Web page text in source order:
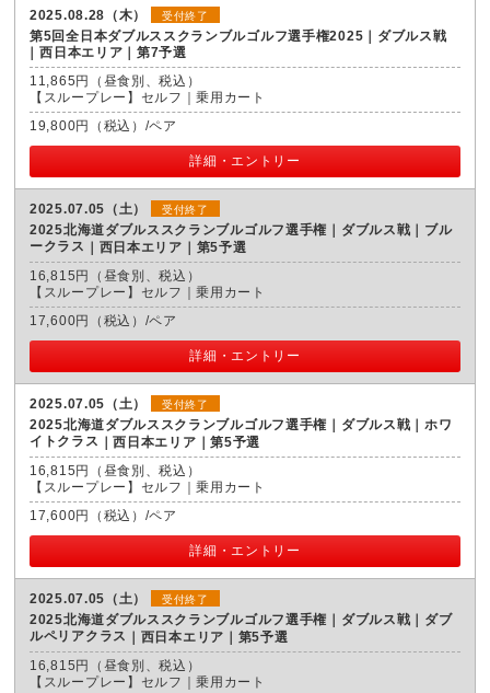
2025.08.28（木） 受付終了
第5回全日本ダブルススクランブルゴルフ選手権2025｜ダブルス戦
西日本エリア｜第7予選
11,865円（昼食別、税込）
【スループレー】セルフ｜乗用カート
19,800円（税込）/ペア
詳細・エントリー
2025.07.05（土） 受付終了
2025北海道ダブルススクランブルゴルフ選手権｜ダブルス戦｜ブル
ークラス
西日本エリア｜第5予選
16,815円（昼食別、税込）
【スループレー】セルフ｜乗用カート
17,600円（税込）/ペア
詳細・エントリー
2025.07.05（土） 受付終了
2025北海道ダブルススクランブルゴルフ選手権｜ダブルス戦｜ホワ
イトクラス
西日本エリア｜第5予選
16,815円（昼食別、税込）
【スループレー】セルフ｜乗用カート
17,600円（税込）/ペア
詳細・エントリー
2025.07.05（土） 受付終了
2025北海道ダブルススクランブルゴルフ選手権｜ダブルス戦｜ダブ
ルペリアクラス
西日本エリア｜第5予選
16,815円（昼食別、税込）
【スループレー】セルフ｜乗用カート